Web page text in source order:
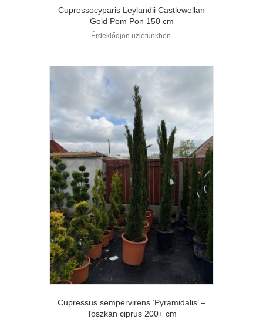
Cupressocyparis Leylandii Castlewellan
Gold Pom Pon 150 cm
Érdeklődjön üzletünkben.
Cupressus sempervirens ‘Pyramidalis’ –
Toszkán ciprus 200+ cm